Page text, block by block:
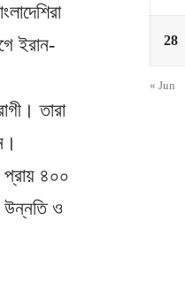
ইরান-
তারা
প্রায় ৪০০
উন্নতি ও
28
« Jun